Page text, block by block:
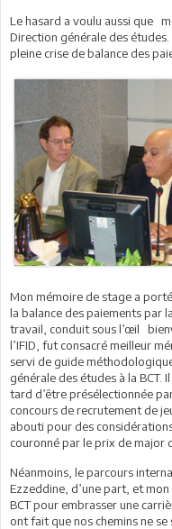
Le hasard a voulu aussi que
Direction générale des études.
pleine crise de balance des
Mon mémoire de stage a
la balance des paiements par
travail, conduit sous l’œil
l’IFID, fut consacré meilleur
servi de guide
générale des études à la BCT.
tard d’être présélectionnée
concours de recrutement de
abouti pour des
couronné par le prix de major
Néanmoins, le parcours
Ezzeddine, d’une part, et
BCT pour embrasser une
ont fait que nos chemins ne se